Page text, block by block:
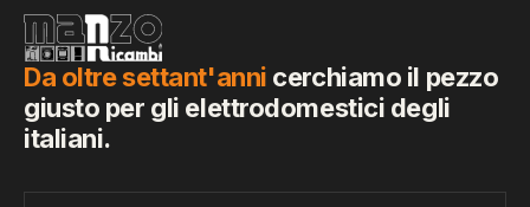
Da oltre settant'anni cerchiamo il pezzo
giusto per gli elettrodomestici degli
italiani.